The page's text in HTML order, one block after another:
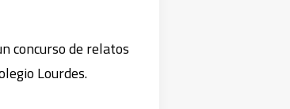
concurso de relatos
Lourdes.